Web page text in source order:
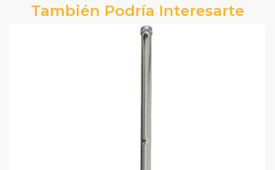
También Podría Interesarte